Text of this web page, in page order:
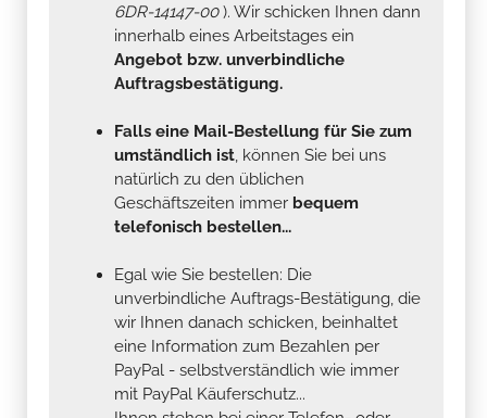
6DR-14147-00). Wir schicken Ihnen dann
innerhalb eines Arbeitstages ein
Angebot bzw. unverbindliche
Auftragsbestätigung.
Falls eine Mail-Bestellung für Sie zum
umständlich ist, können Sie bei uns
natürlich zu den üblichen
Geschäftszeiten immer bequem
telefonisch bestellen...
Egal wie Sie bestellen: Die
unverbindliche Auftrags-Bestätigung, die
wir Ihnen danach schicken, beinhaltet
eine Information zum Bezahlen per
PayPal - selbstverständlich wie immer
mit PayPal Käuferschutz...